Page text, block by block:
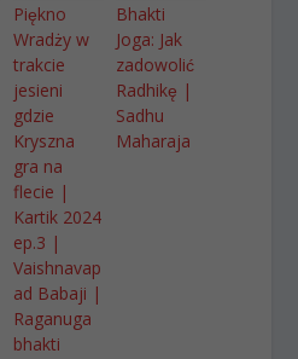
Piękno
Wradży w
trakcie
jesieni
gdzie
Kryszna
gra na
flecie |
Kartik 2024
ep.3 |
Vaishnavap
ad Babaji |
Raganuga
bhakti
Bhakti
Joga: Jak
zadowolić
Radhikę |
Sadhu
Maharaja